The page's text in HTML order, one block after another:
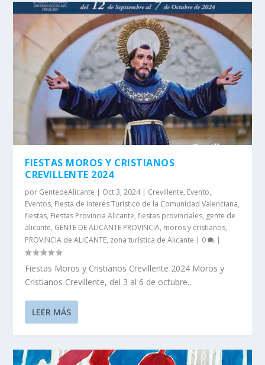
FIESTAS MOROS Y CRISTIANOS
CREVILLENTE 2024
por GentedeAlicante | Oct 3, 2024| Crevillente, Evento,
Eventos, Fiesta de Interés Turístico de la Comunidad Valenciana,
fiestas, Fiestas Provincia Alicante,fiestas provinciales, gente de
alicante, GENTE DE ALICANTE PROVINCIA, moros y cristianos,
PROVINCIA de ALICANTE, zona turística de Alicante | 0 |
Fiestas Moros y Cristianos Crevillente 2024 Moros y
Cristianos Crevillente, del 3 al 6 de octubre...
LEER MÁS